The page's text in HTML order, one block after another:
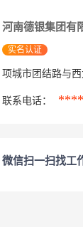
河南德银集团有
实名认证
项城市团结路与
联系电话： ****
微信扫一扫找工